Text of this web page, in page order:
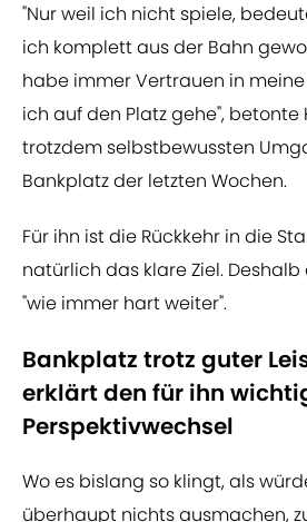
"Nur weil ich nicht spiele,
ich komplett aus der Bahn
habe immer Vertrauen in
ich auf den Platz gehe", betonte
trotzdem selbstbewussten
Bankplatz der letzten Wochen.
Für ihn ist die Rückkehr in die
natürlich das klare Ziel.
"wie immer hart weiter".
Bankplatz trotz guter
erklärt den für ihn
Perspektivwechsel
Wo es bislang so klingt, als
überhaupt nichts ausmachen,